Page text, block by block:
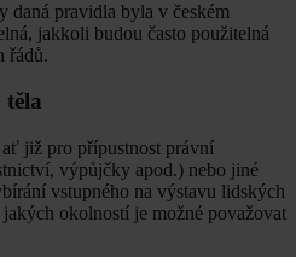
daná pravidla byla v českém
jakkoli budou často použitelná
řádů.
již pro přípustnost právní
výpůjčky apod.) nebo jiné
vstupného na výstavu lidských
okolností je možné považovat